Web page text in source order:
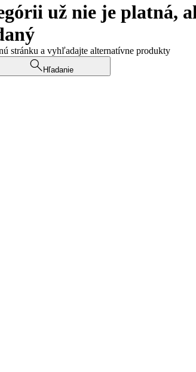
už nie je platná,
stránku a vyhľadajte alternatívne produkty
Hľadanie